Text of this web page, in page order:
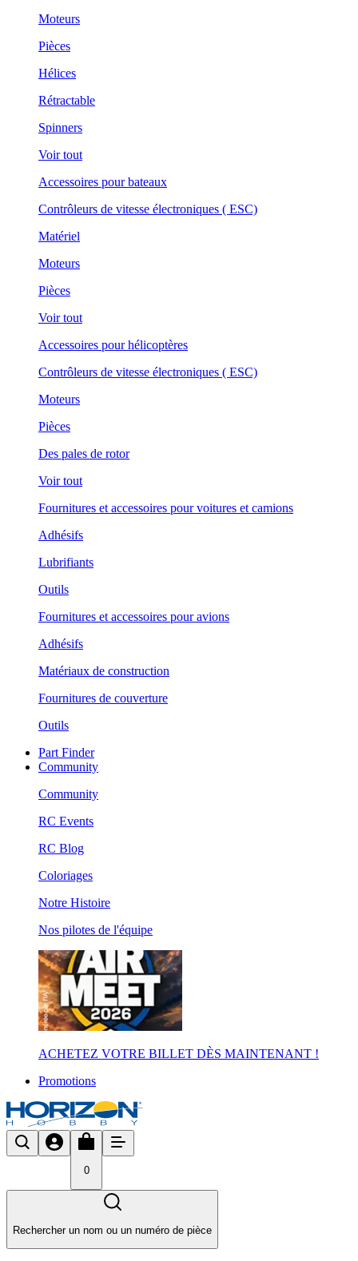
Moteurs
Pièces
Hélices
Rétractable
Spinners
Voir tout
Accessoires pour bateaux
Contrôleurs de vitesse électroniques ( ESC)
Matériel
Moteurs
Pièces
Voir tout
Accessoires pour hélicoptères
Contrôleurs de vitesse électroniques ( ESC)
Moteurs
Pièces
Des pales de rotor
Voir tout
Fournitures et accessoires pour voitures et camions
Adhésifs
Lubrifiants
Outils
Fournitures et accessoires pour avions
Adhésifs
Matériaux de construction
Fournitures de couverture
Outils
Part Finder
Community
Community
RC Events
RC Blog
Coloriages
Notre Histoire
Nos pilotes de l'équipe
ACHETEZ VOTRE BILLET DÈS MAINTENANT !
Promotions
0
Rechercher un nom ou un numéro de pièce